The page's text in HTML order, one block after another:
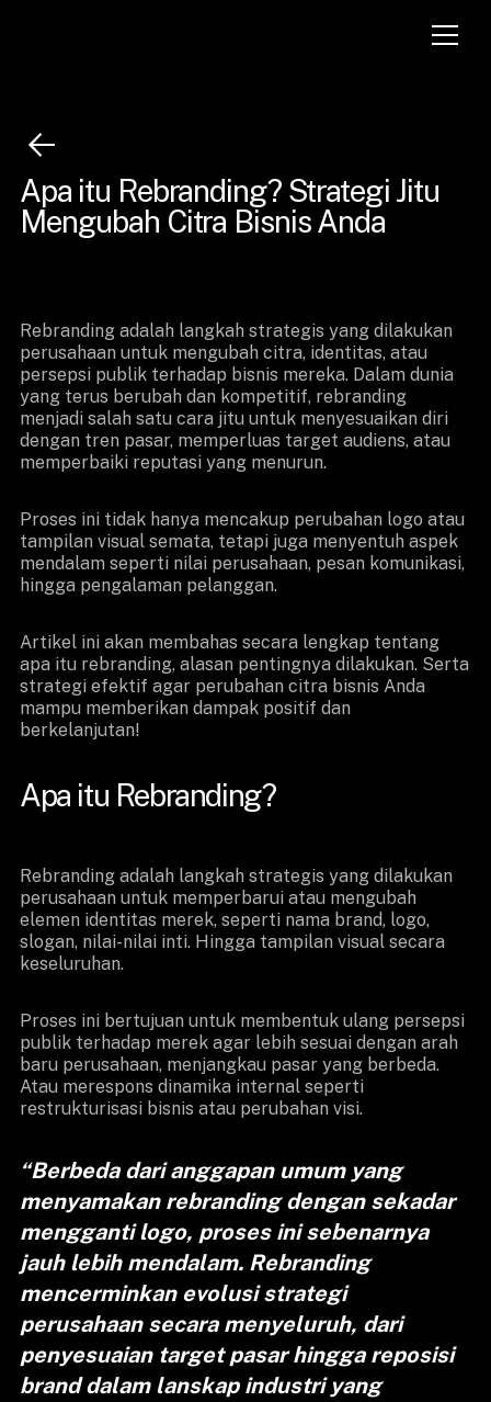
Apa itu Rebranding? Strategi Jitu
Mengubah Citra Bisnis Anda
Rebranding adalah langkah strategis yang dilakukan
perusahaan untuk mengubah citra, identitas, atau
persepsi publik terhadap bisnis mereka. Dalam dunia
yang terus berubah dan kompetitif, rebranding
menjadi salah satu cara jitu untuk menyesuaikan diri
dengan tren pasar, memperluas target audiens, atau
memperbaiki reputasi yang menurun.
Proses ini tidak hanya mencakup perubahan logo atau
tampilan visual semata, tetapi juga menyentuh aspek
mendalam seperti nilai perusahaan, pesan komunikasi,
hingga pengalaman pelanggan.
Artikel ini akan membahas secara lengkap tentang
apa itu rebranding, alasan pentingnya dilakukan. Serta
strategi efektif agar perubahan citra bisnis Anda
mampu memberikan dampak positif dan
berkelanjutan!
Apa itu Rebranding?
Rebranding adalah langkah strategis yang dilakukan
perusahaan untuk memperbarui atau mengubah
elemen identitas merek, seperti nama brand, logo,
slogan, nilai-nilai inti. Hingga tampilan visual secara
keseluruhan.
Proses ini bertujuan untuk membentuk ulang persepsi
publik terhadap merek agar lebih sesuai dengan arah
baru perusahaan, menjangkau pasar yang berbeda.
Atau merespons dinamika internal seperti
restrukturisasi bisnis atau perubahan visi.
“Berbeda dari anggapan umum yang
menyamakan rebranding dengan sekadar
mengganti logo, proses ini sebenarnya
jauh lebih mendalam. Rebranding
mencerminkan evolusi strategi
perusahaan secara menyeluruh, dari
penyesuaian target pasar hingga reposisi
brand dalam lanskap industri yang